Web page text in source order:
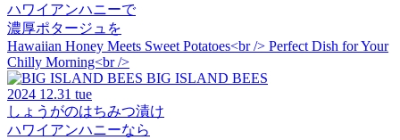
ハワイアンハニーで
濃厚ポタージュを
Hawaiian Honey Meets Sweet Potatoes<br /> Perfect Dish for Your
Chilly Morning<br />
BIG ISLAND BEES
2024 12.31 tue
しょうがのはちみつ漬け
ハワイアンハニーなら